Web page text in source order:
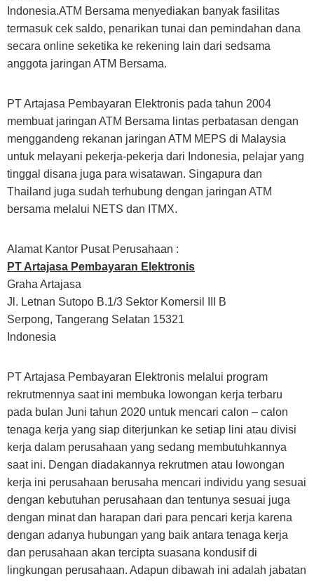
Indonesia.ATM Bersama menyediakan banyak fasilitas
termasuk cek saldo, penarikan tunai dan pemindahan dana
secara online seketika ke rekening lain dari sedsama
anggota jaringan ATM Bersama.
PT Artajasa Pembayaran Elektronis pada tahun 2004
membuat jaringan ATM Bersama lintas perbatasan dengan
menggandeng rekanan jaringan ATM MEPS di Malaysia
untuk melayani pekerja-pekerja dari Indonesia, pelajar yang
tinggal disana juga para wisatawan. Singapura dan
Thailand juga sudah terhubung dengan jaringan ATM
bersama melalui NETS dan ITMX.
Alamat Kantor Pusat Perusahaan :
PT Artajasa Pembayaran Elektronis
Graha Artajasa
Jl. Letnan Sutopo B.1/3 Sektor Komersil III B
Serpong, Tangerang Selatan 15321
Indonesia
PT Artajasa Pembayaran Elektronis melalui program
rekrutmennya saat ini membuka lowongan kerja terbaru
pada bulan Juni tahun 2020 untuk mencari calon – calon
tenaga kerja yang siap diterjunkan ke setiap lini atau divisi
kerja dalam perusahaan yang sedang membutuhkannya
saat ini. Dengan diadakannya rekrutmen atau lowongan
kerja ini perusahaan berusaha mencari individu yang sesuai
dengan kebutuhan perusahaan dan tentunya sesuai juga
dengan minat dan harapan dari para pencari kerja karena
dengan adanya hubungan yang baik antara tenaga kerja
dan perusahaan akan tercipta suasana kondusif di
lingkungan perusahaan. Adapun dibawah ini adalah jabatan